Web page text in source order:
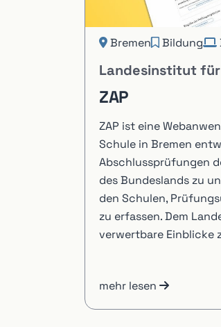
Bremen Bildung
Landesinstitut
ZAP
ZAP ist eine
Schule in Bremen
Abschlussprüfungen
des Bundeslands zu
den Schulen,
zu erfassen. Dem
verwertbare Einblicke
mehr lesen